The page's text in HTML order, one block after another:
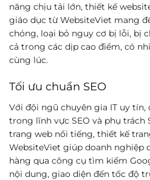
năng chịu tải lớn, thiết kế
giáo dục từ WebsiteViet mang
chóng, loại bỏ nguy cơ bị lỗi, bị
cả trong các dịp cao điểm, có
cùng lúc.
Tối ưu chuẩn SEO
Với đội ngũ chuyên gia IT uy
trong lĩnh vực SEO và phụ trách
trang web nổi tiếng, thiết kế
WebsiteViet giúp doanh nghiệp
hàng qua công cụ tìm kiếm
nội dung, giao diện đến tốc độ